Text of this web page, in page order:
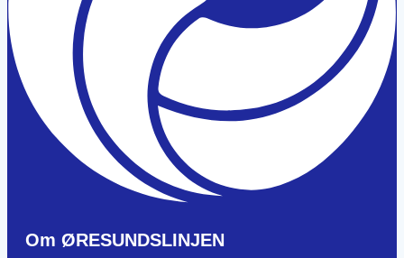
Om ØRESUNDSLINJEN